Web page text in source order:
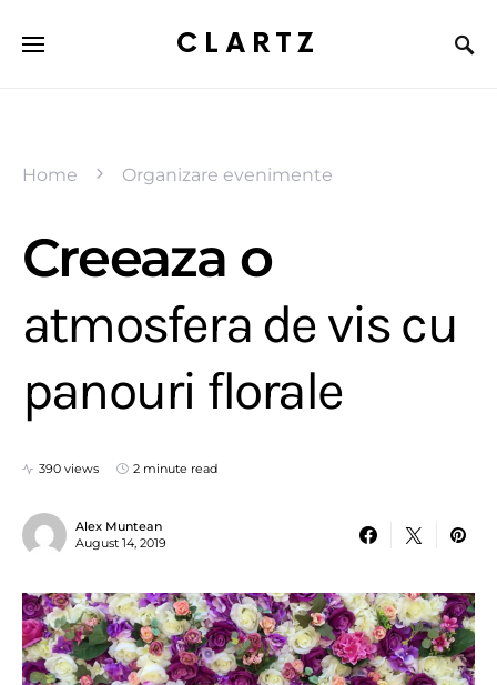
CLARTZ
Home Organizare evenimente
Creeaza o
atmosfera de vis cu
panouri florale
390 views 2 minute read
Alex Muntean
August 14, 2019